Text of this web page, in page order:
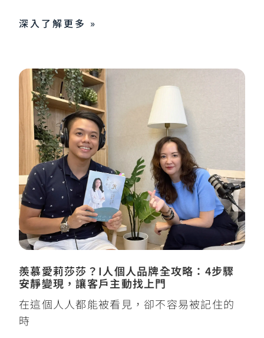
深入了解更多 »
羨慕愛莉莎莎？I人個人品牌全攻略：4步驟
安靜變現，讓客戶主動找上門
在這個人人都能被看見，卻不容易被記住的
時